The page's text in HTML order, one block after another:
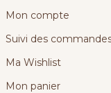
Mon compte
Suivi des
Ma Wishlist
Mon panier